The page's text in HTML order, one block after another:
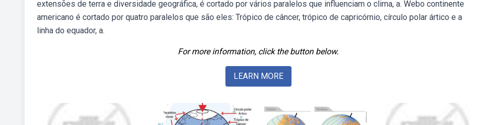
extensões de terra e diversidade geográfica, é cortado por vários paralelos que influenciam o clima, a. Webo continente
americano é cortado por quatro paralelos que são eles: Trópico de câncer, trópico de capricórnio, círculo polar ártico e a
linha do equador, a.
For more information, click the button below.
LEARN MORE